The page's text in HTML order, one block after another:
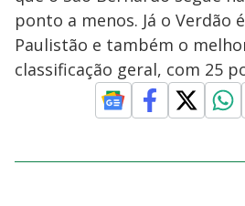
ponto a menos. Já o Verdão
Paulistão e também o
classificação geral, com 25